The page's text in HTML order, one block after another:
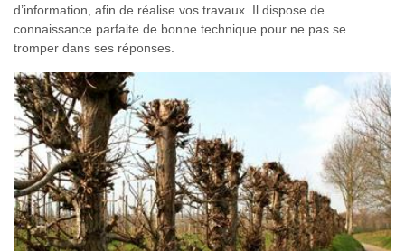
d’information, afin de réalise vos travaux .Il dispose de
connaissance parfaite de bonne technique pour ne pas se
tromper dans ses réponses.